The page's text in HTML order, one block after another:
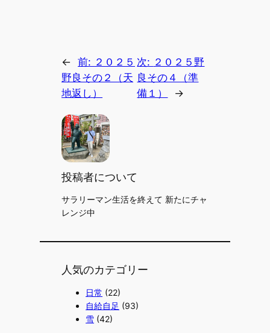
← 前: ２０２５
野良その２（天
地返し）
次: ２０２５野
良その４（準
備１）
→
投稿者について
サラリーマン生活を終えて 新たにチャ
レンジ中
人気のカテゴリー
日常 (22)
自給自足 (93)
雪 (42)